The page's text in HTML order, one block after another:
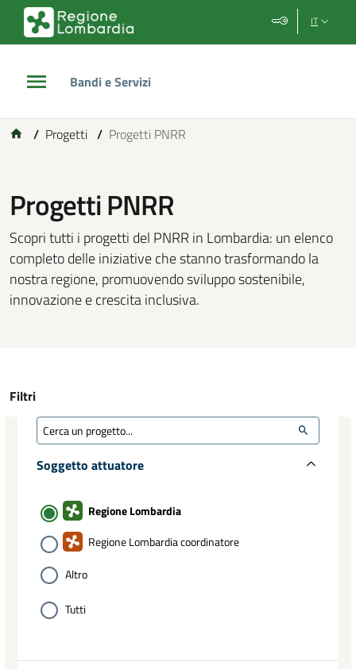
Vai al contenuto principale
Vai al footer IT
Bandi e Servizi
/ Progetti / Progetti PNRR
Progetti PNRR
Scopri tutti i progetti del PNRR in Lombardia: un elenco
completo delle iniziative che stanno trasformando la
nostra regione, promuovendo sviluppo sostenibile,
innovazione e crescita inclusiva.
Filtri
Soggetto attuatore
Regione Lombardia
Regione Lombardia coordinatore
Altro
Tutti